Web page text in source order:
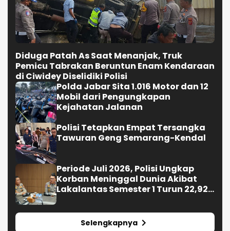
Diduga Patah As Saat Menanjak, Truk
Pemicu Tabrakan Beruntun Enam Kendaraan
di Ciwidey Diselidiki Polisi
Polda Jabar Sita 1.016 Motor dan 12
Mobil dari Pengungkapan
Kejahatan Jalanan
Polisi Tetapkan Empat Tersangka
Tawuran Geng Semarang-Kendal
Periode Juli 2026, Polisi Ungkap
Korban Meninggal Dunia Akibat
Lakalantas Semester 1 Turun 22,92
Selengkapnya